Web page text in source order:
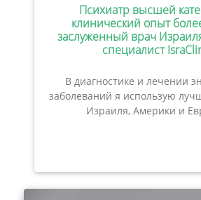
Психиатр высшей
клинический опыт
заслуженный врач
специалист
В диагностике и лечении
заболеваний я использую
Израиля, Америки и